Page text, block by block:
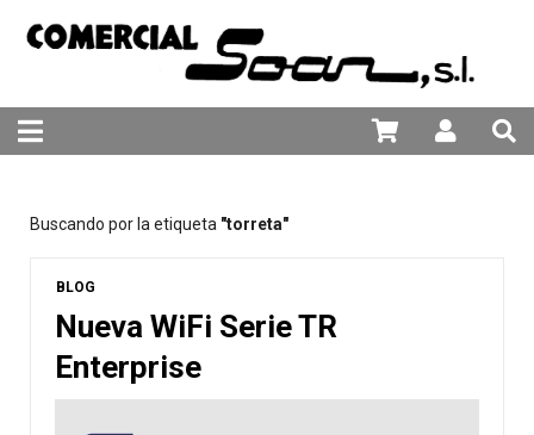
Buscando por la etiqueta "torreta"
Nueva WiFi Serie TR
Enterprise
BLOG